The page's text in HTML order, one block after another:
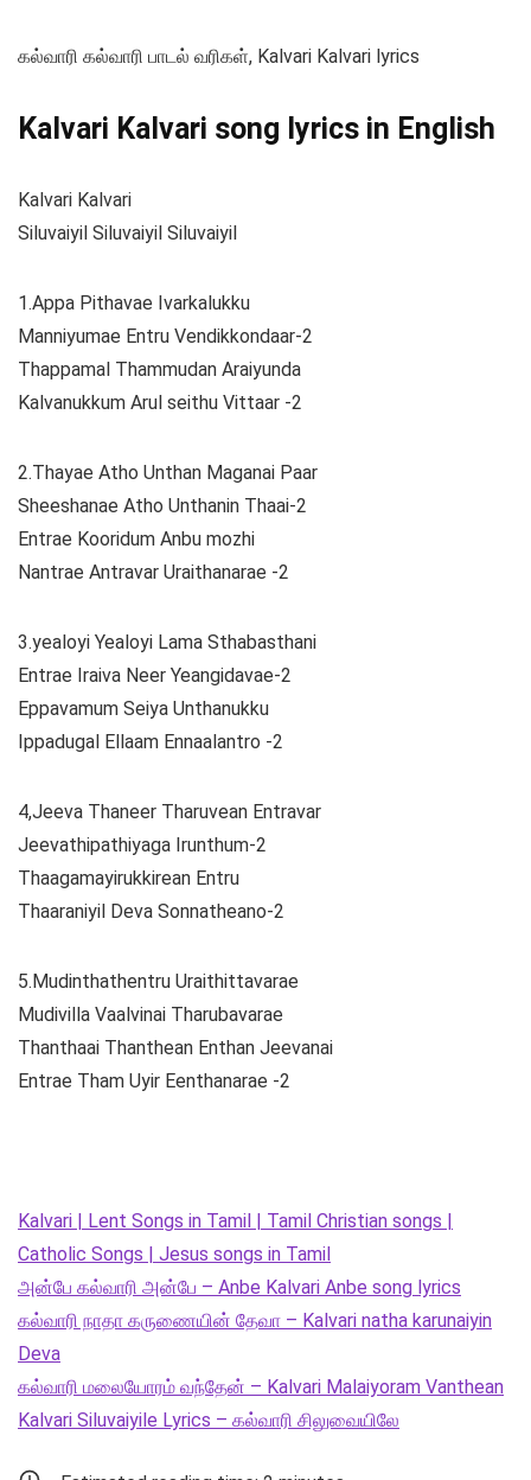
கல்வாரி கல்வாரி பாடல் வரிகள், Kalvari Kalvari lyrics
Kalvari Kalvari song lyrics in English
Kalvari Kalvari
Siluvaiyil Siluvaiyil Siluvaiyil
1.Appa Pithavae Ivarkalukku
Manniyumae Entru Vendikkondaar-2
Thappamal Thammudan Araiyunda
Kalvanukkum Arul seithu Vittaar -2
2.Thayae Atho Unthan Maganai Paar
Sheeshanae Atho Unthanin Thaai-2
Entrae Kooridum Anbu mozhi
Nantrae Antravar Uraithanarae -2
3.yealoyi Yealoyi Lama Sthabasthani
Entrae Iraiva Neer Yeangidavae-2
Eppavamum Seiya Unthanukku
Ippadugal Ellaam Ennaalantro -2
4,Jeeva Thaneer Tharuvean Entravar
Jeevathipathiyaga Irunthum-2
Thaagamayirukkirean Entru
Thaaraniyil Deva Sonnatheano-2
5.Mudinthathentru Uraithittavarae
Mudivilla Vaalvinai Tharubavarae
Thanthaai Thanthean Enthan Jeevanai
Entrae Tham Uyir Eenthanarae -2
Kalvari | Lent Songs in Tamil | Tamil Christian songs |
Catholic Songs | Jesus songs in Tamil
அன்பே கல்வாரி அன்பே – Anbe Kalvari Anbe song lyrics
கல்வாரி நாதா கருணையின் தேவா – Kalvari natha karunaiyin
Deva
கல்வாரி மலையோரம் வந்தேன் – Kalvari Malaiyoram Vanthean
Kalvari Siluvaiyile Lyrics – கல்வாரி சிலுவையிலே